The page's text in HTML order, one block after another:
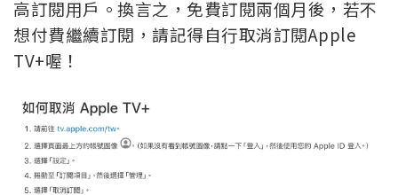
高訂閱用戶。換言之 ，免費訂閱兩個月後 ，若不
想付費繼續訂閱 ，請記得自行取消訂閱Apple
TV+喔！